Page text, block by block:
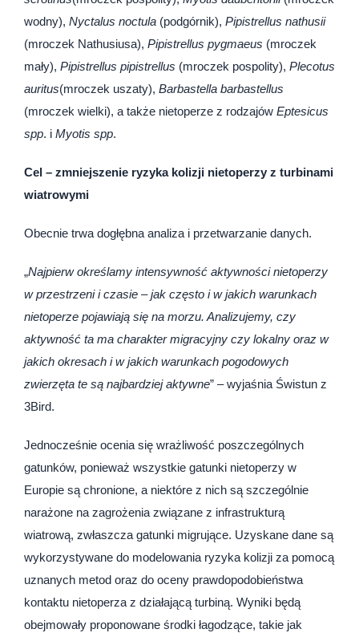
wodny), Nyctalus noctula (podgórnik), Pipistrellus nathusii
(mroczek Nathusiusa), Pipistrellus pygmaeus (mroczek
mały), Pipistrellus pipistrellus (mroczek pospolity), Plecotus
auritus(mroczek uszaty), Barbastella barbastellus
(mroczek wielki), a także nietoperze z rodzajów Eptesicus
spp. i Myotis spp.
Cel – zmniejszenie ryzyka kolizji nietoperzy z turbinami
wiatrowymi
Obecnie trwa dogłębna analiza i przetwarzanie danych.
„Najpierw określamy intensywność aktywności nietoperzy
w przestrzeni i czasie – jak często i w jakich warunkach
nietoperze pojawiają się na morzu. Analizujemy, czy
aktywność ta ma charakter migracyjny czy lokalny oraz w
jakich okresach i w jakich warunkach pogodowych
zwierzęta te są najbardziej aktywne” – wyjaśnia Świstun z
3Bird.
Jednocześnie ocenia się wrażliwość poszczególnych
gatunków, ponieważ wszystkie gatunki nietoperzy w
Europie są chronione, a niektóre z nich są szczególnie
narażone na zagrożenia związane z infrastrukturą
wiatrową, zwłaszcza gatunki migrujące. Uzyskane dane są
wykorzystywane do modelowania ryzyka kolizji za pomocą
uznanych metod oraz do oceny prawdopodobieństwa
kontaktu nietoperza z działającą turbiną. Wyniki będą
obejmowały proponowane środki łagodzące, takie jak